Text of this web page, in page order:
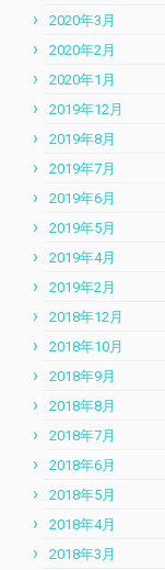
2020年3月
2020年2月
2020年1月
2019年12月
2019年8月
2019年7月
2019年6月
2019年5月
2019年4月
2019年2月
2018年12月
2018年10月
2018年9月
2018年8月
2018年7月
2018年6月
2018年5月
2018年4月
2018年3月